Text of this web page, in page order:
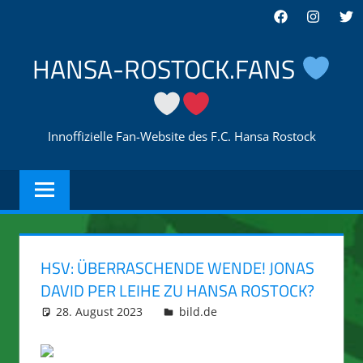
springen
Facebook
HANSA-ROSTOCK.FANS
Innoffizielle Fan-Website des F.C. Hansa Rostock
HSV: ÜBERRASCHENDE WENDE! JONAS
DAVID PER LEIHE ZU HANSA ROSTOCK?
28. August 2023 integromat
bild.de